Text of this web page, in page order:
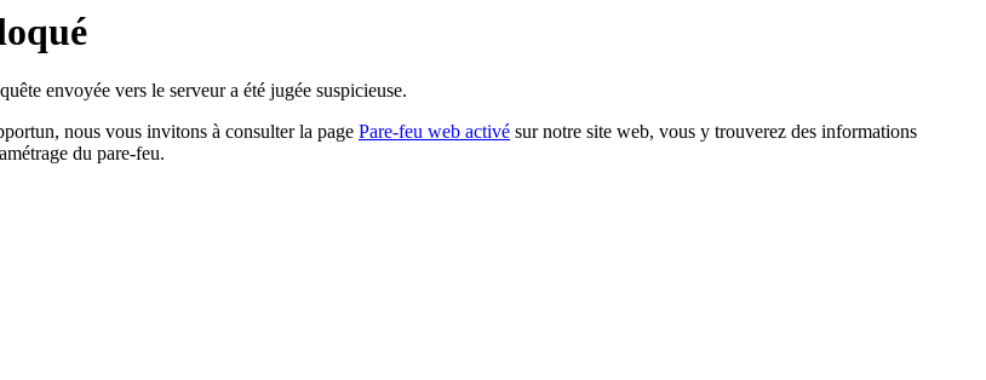
envoyée vers le serveur a été jugée suspicieuse.
nous vous invitons à consulter la page Pare-feu web activé sur notre site web, vous y trouverez des informations
du pare-feu.